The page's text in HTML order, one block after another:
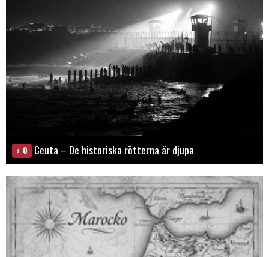
0 Ceuta – De historiska rötterna är djupa